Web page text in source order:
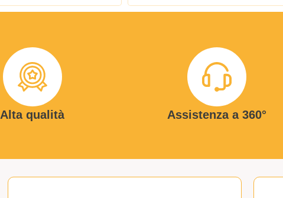
Alta qualità Assistenza a 360°